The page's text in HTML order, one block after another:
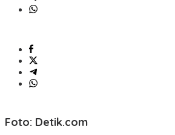
Foto: Detik.com